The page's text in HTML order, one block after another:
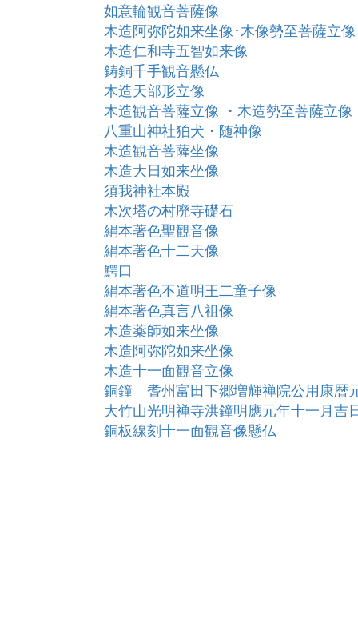
如意輪観音菩薩像
木造阿弥陀如来坐像･木像勢至菩薩立
木造仁和寺五智如来像
鋳銅千手観音懸仏
木造天部形立像
木造観音菩薩立像 ・木造勢至菩薩立像
八重山神社狛犬・随神像
木造観音菩薩坐像
木造大日如来坐像
須我神社本殿
木次塔の村廃寺礎石
絹本著色聖観音像
絹本著色十二天像
鰐口
絹本著色不道明王二童子像
絹本著色真言八祖像
木造薬師如来坐像
木造阿弥陀如来坐像
木造十一面観音立像
銅鐘 耆州富田下郷増輝禅院公用康暦
大竹山光明禅寺洪鐘明應元年十一月吉
銅板線刻十一面観音像懸仏